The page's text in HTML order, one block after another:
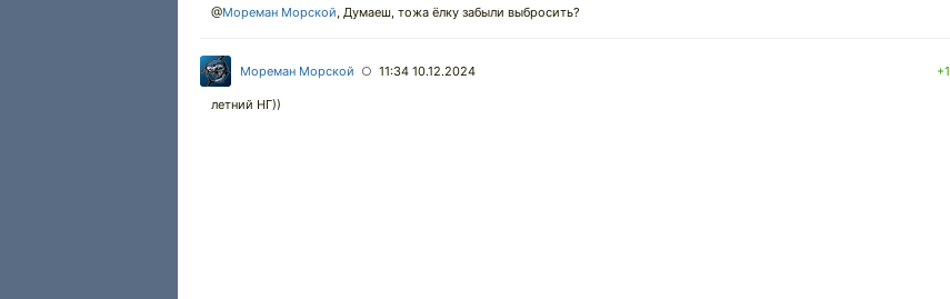
@Мореман Морской, Думаеш, тожа ёлку забыли выбросить?
Мореман Морской ○ 11:34 10.12.2024 +1
летний НГ))